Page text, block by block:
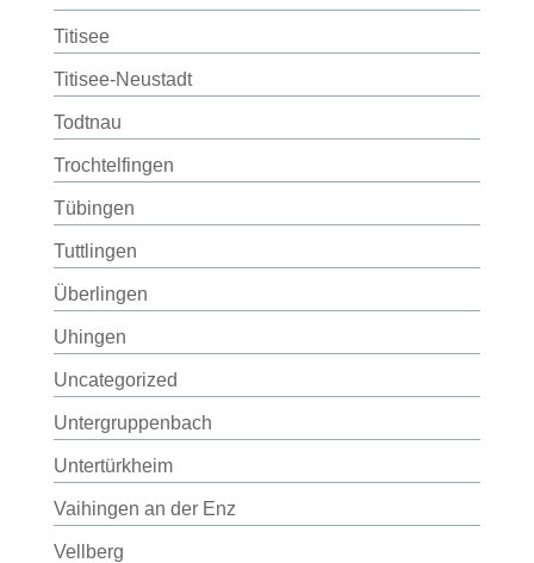
Titisee
Titisee-Neustadt
Todtnau
Trochtelfingen
Tübingen
Tuttlingen
Überlingen
Uhingen
Uncategorized
Untergruppenbach
Untertürkheim
Vaihingen an der Enz
Vellberg